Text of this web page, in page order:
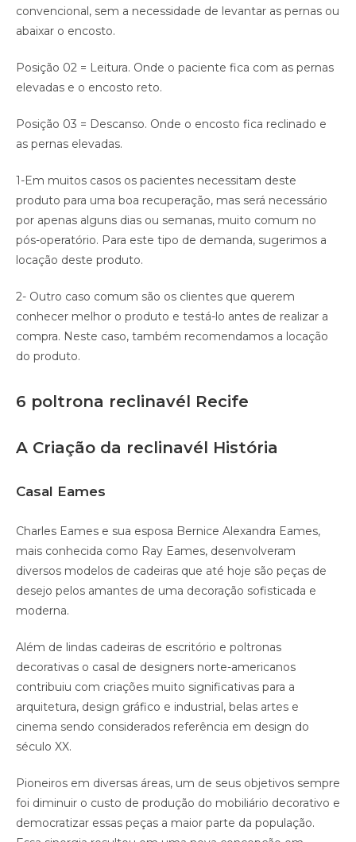
convencional, sem a necessidade de levantar as pernas ou
abaixar o encosto.
Posição 02 = Leitura. Onde o paciente fica com as pernas
elevadas e o encosto reto.
Posição 03 = Descanso. Onde o encosto fica reclinado e
as pernas elevadas.
1-Em muitos casos os pacientes necessitam deste
produto para uma boa recuperação, mas será necessário
por apenas alguns dias ou semanas, muito comum no
pós-operatório. Para este tipo de demanda, sugerimos a
locação deste produto.
2- Outro caso comum são os clientes que querem
conhecer melhor o produto e testá-lo antes de realizar a
compra. Neste caso, também recomendamos a locação
do produto.
6 poltrona reclinavél Recife
A Criação da reclinavél História
Casal Eames
Charles Eames e sua esposa Bernice Alexandra Eames,
mais conhecida como Ray Eames, desenvolveram
diversos modelos de cadeiras que até hoje são peças de
desejo pelos amantes de uma decoração sofisticada e
moderna.
Além de lindas cadeiras de escritório e poltronas
decorativas o casal de designers norte-americanos
contribuiu com criações muito significativas para a
arquitetura, design gráfico e industrial, belas artes e
cinema sendo considerados referência em design do
século XX.
Pioneiros em diversas áreas, um de seus objetivos sempre
foi diminuir o custo de produção do mobiliário decorativo e
democratizar essas peças a maior parte da população.